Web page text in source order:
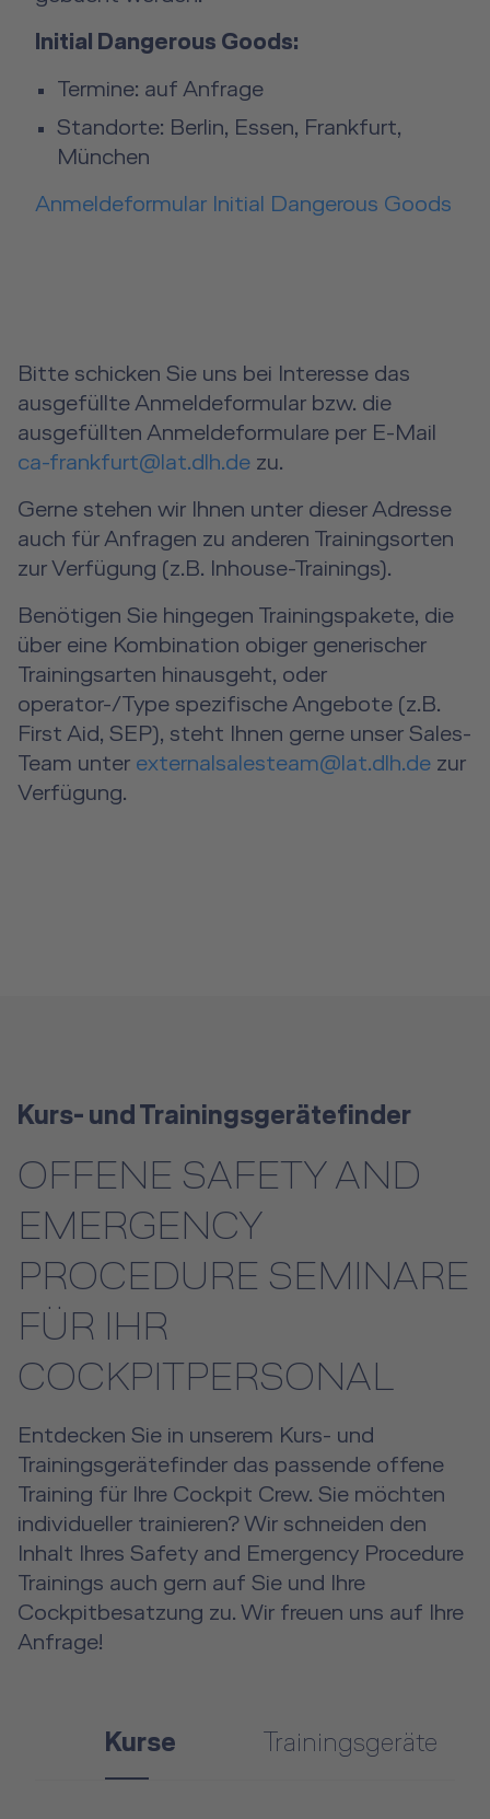
Initial Dangerous Goods:
Termine: auf Anfrage
Standorte: Berlin, Essen, Frankfurt,
München
Anmeldeformular Initial Dangerous Goods
Bitte schicken Sie uns bei Interesse das
ausgefüllte Anmeldeformular bzw. die
ausgefüllten Anmeldeformulare per E-Mail
ca-frankfurt@lat.dlh.de zu.
Gerne stehen wir Ihnen unter dieser Adresse
auch für Anfragen zu anderen Trainingsorten
zur Verfügung (z.B. Inhouse-Trainings).
Benötigen Sie hingegen Trainingspakete, die
über eine Kombination obiger generischer
Trainingsarten hinausgeht, oder
operator-/Type spezifische Angebote (z.B.
First Aid, SEP), steht Ihnen gerne unser Sales-
Team unter externalsalesteam@lat.dlh.de zur
Verfügung.
Kurs- und Trainingsgerätefinder
OFFENE SAFETY AND
EMERGENCY
PROCEDURE SEMINARE
FÜR IHR
COCKPITPERSONAL
Entdecken Sie in unserem Kurs- und
Trainingsgerätefinder das passende offene
Training für Ihre Cockpit Crew. Sie möchten
individueller trainieren? Wir schneiden den
Inhalt Ihres Safety and Emergency Procedure
Trainings auch gern auf Sie und Ihre
Cockpitbesatzung zu. Wir freuen uns auf Ihre
Anfrage!
Kurse Trainingsgeräte